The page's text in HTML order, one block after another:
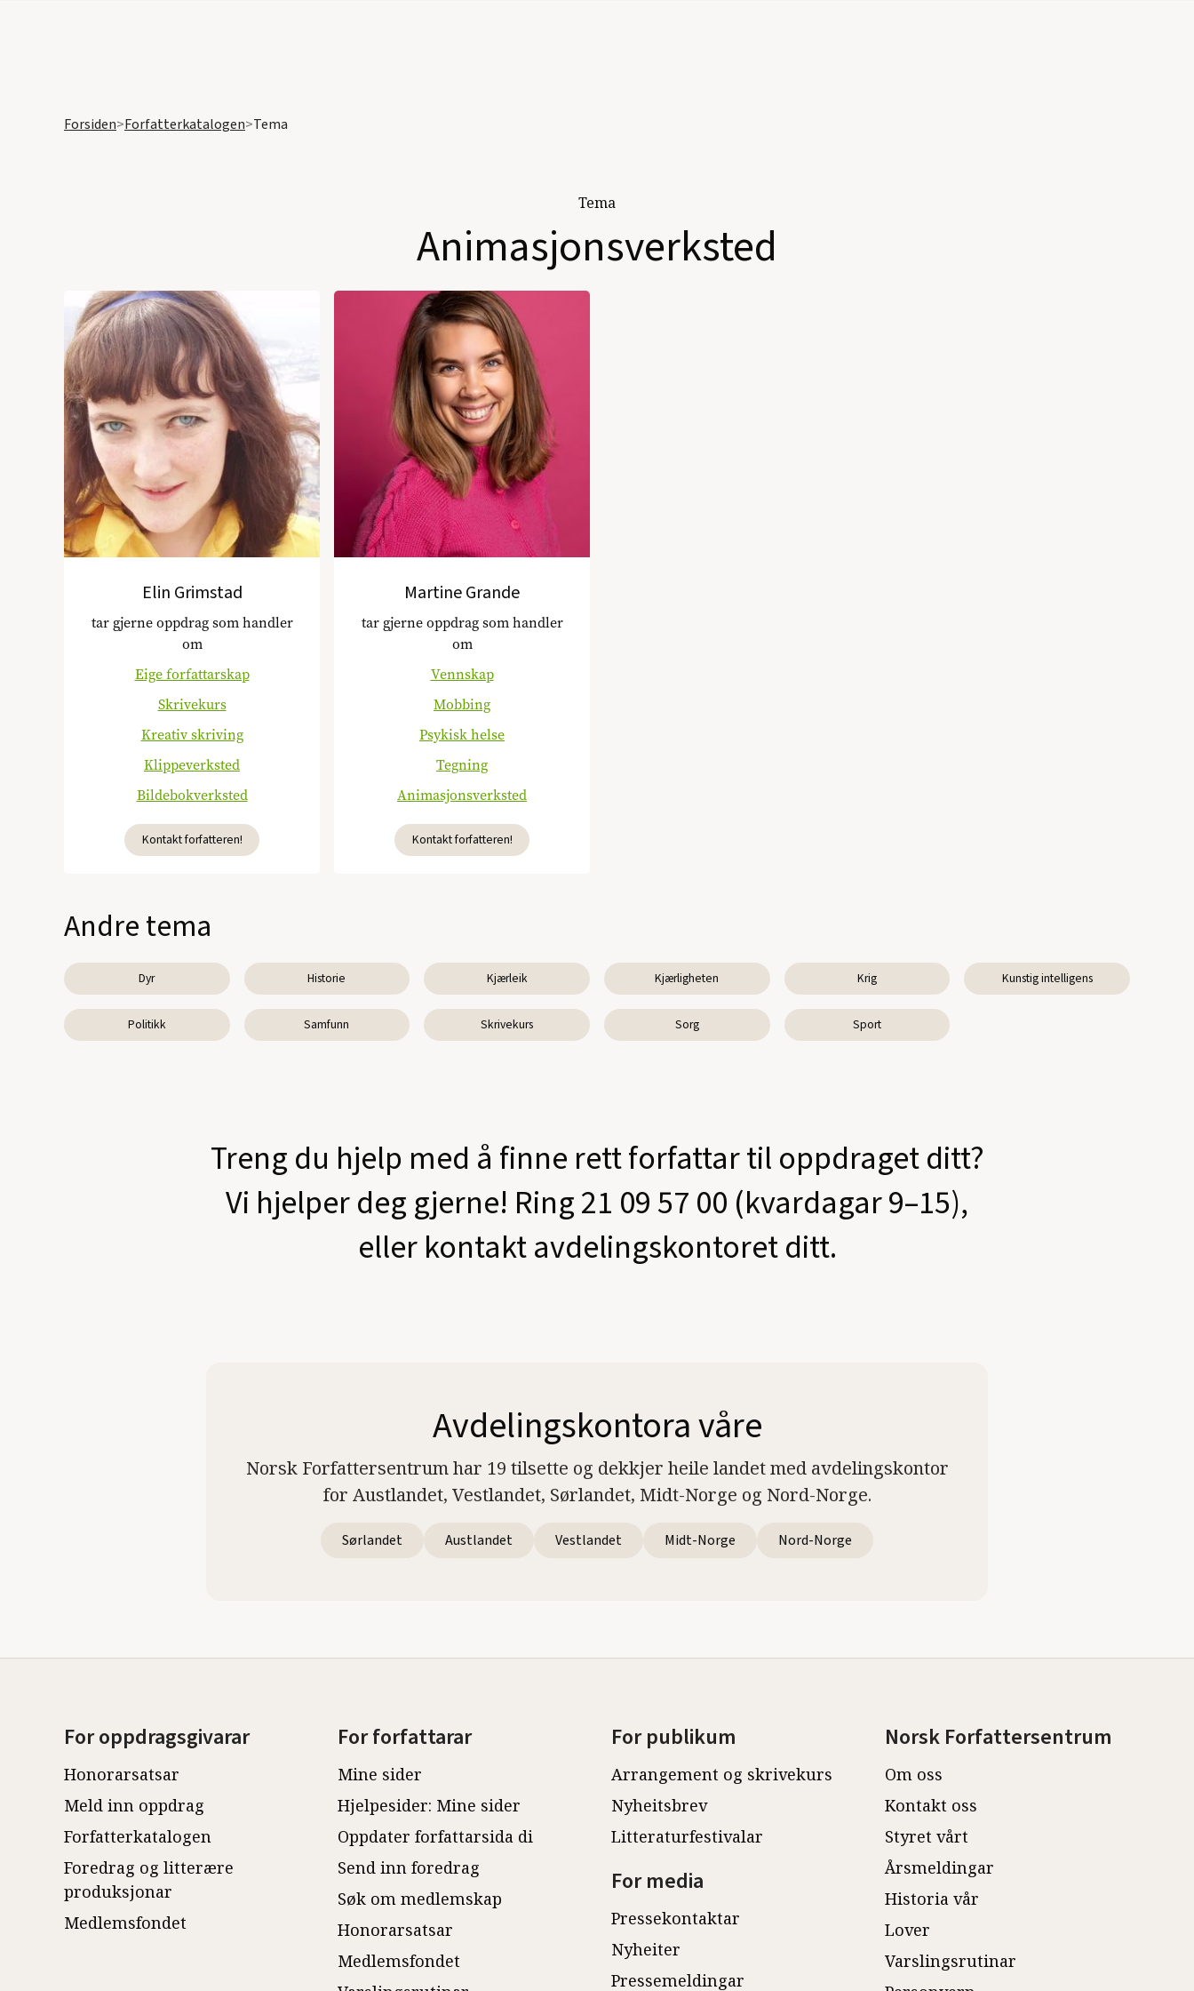
Forsiden>Forfatterkatalogen>Tema
Tema
Animasjonsverksted
Elin Grimstad
tar gjerne oppdrag som handler
om
Eige forfattarskap
Skrivekurs
Kreativ skriving
Klippeverksted
Bildebokverksted
Kontakt forfatteren!
Martine Grande
tar gjerne oppdrag som handler
om
Vennskap
Mobbing
Psykisk helse
Tegning
Animasjonsverksted
Kontakt forfatteren!
Andre tema
Dyr Historie Kjærleik Kjærligheten Krig Kunstig intelligens
Politikk Samfunn Skrivekurs Sorg Sport
Treng du hjelp med å finne rett forfattar til oppdraget ditt?
Vi hjelper deg gjerne! Ring 21 09 57 00 (kvardagar 9–15),
eller kontakt avdelingskontoret ditt.
Avdelingskontora våre
Norsk Forfattersentrum har 19 tilsette og dekkjer heile landet med avdelingskontor
for Austlandet, Vestlandet, Sørlandet, Midt-Norge og Nord-Norge.
Sørlandet Austlandet Vestlandet Midt-Norge Nord-Norge
For oppdragsgivarar
Honorarsatsar
Meld inn oppdrag
Forfatterkatalogen
Foredrag og litterære
produksjonar
Medlemsfondet
For forfattarar
Mine sider
Hjelpesider: Mine sider
Oppdater forfattarsida di
Send inn foredrag
Søk om medlemskap
Honorarsatsar
Medlemsfondet
For publikum
Arrangement og skrivekurs
Nyheitsbrev
Litteraturfestivalar
For media
Pressekontaktar
Nyheiter
Pressemeldingar
Norsk Forfattersentrum
Om oss
Kontakt oss
Styret vårt
Årsmeldingar
Historia vår
Lover
Varslingsrutinar